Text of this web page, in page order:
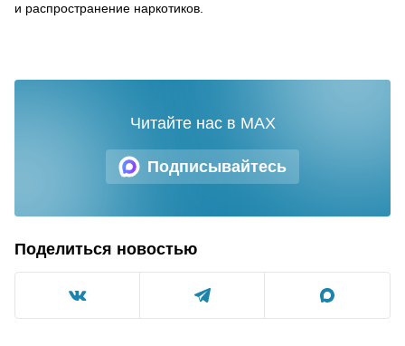
и распространение наркотиков.
Подписывайтесь
Читайте нас в MAX
Поделиться новостью